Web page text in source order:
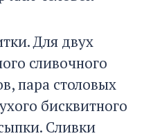
Для двух
сливочного
пара столовых
бисквитного
Сливки